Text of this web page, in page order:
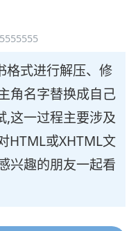
格式进行解压、修
角名字替换成自己
,这一过程主要涉及
HTML或XHTML文
兴趣的朋友一起看